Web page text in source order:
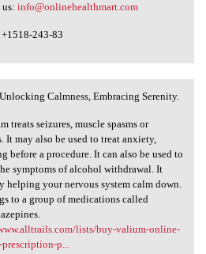
info@onlinehealthmart.com
243-83
Calmness,
Calmness, Embracing Serenity.
treats seizures, muscle spasms or
It may also be used to treat anxiety,
before a procedure. It can also be used to
symptoms of alcohol withdrawal. It
helping your nervous system calm down.
to a group of medications called
lists/buy-valium-online-
p...